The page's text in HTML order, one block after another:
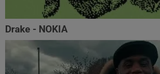
Drake - NOKIA